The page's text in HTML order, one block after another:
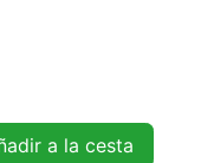
a la cesta